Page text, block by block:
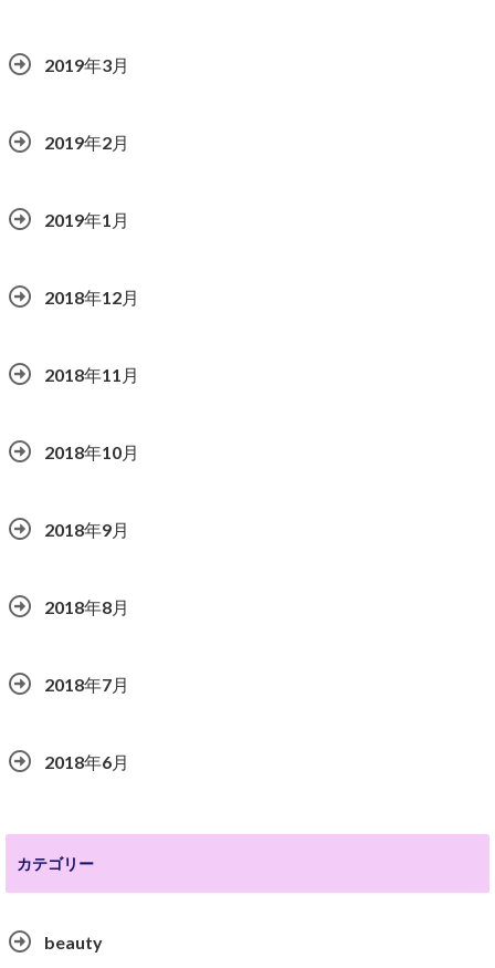
2019年3月
2019年2月
2019年1月
2018年12月
2018年11月
2018年10月
2018年9月
2018年8月
2018年7月
2018年6月
カテゴリー
beauty